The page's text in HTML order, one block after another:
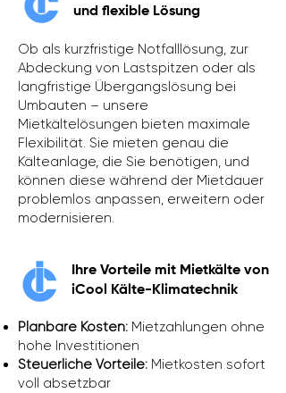
und flexible Lösung
Ob als kurzfristige Notfalllösung, zur
Abdeckung von Lastspitzen oder als
langfristige Übergangslösung bei
Umbauten – unsere
Mietkältelösungen bieten maximale
Flexibilität. Sie mieten genau die
Kälteanlage, die Sie benötigen, und
können diese während der Mietdauer
problemlos anpassen, erweitern oder
modernisieren.
Ihre Vorteile mit Mietkälte von
iCool Kälte-Klimatechnik
Planbare Kosten: Mietzahlungen ohne
hohe Investitionen
Steuerliche Vorteile: Mietkosten sofort
voll absetzbar